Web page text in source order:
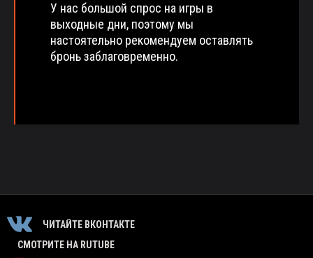
У нас большой спрос на игры в
выходные дни, поэтому мы
настоятельно рекомендуем оставлять
бронь заблаговременно.
ЧИТАЙТЕ ВКОНТАКТЕ
СМОТРИТЕ НА RUTUBE